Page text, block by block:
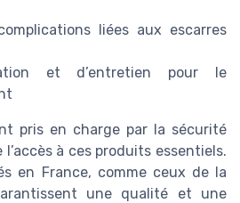
liées aux escarres
et d’entretien pour le
pris en charge par la sécurité
à ces produits essentiels.
en France, comme ceux de la
une qualité et une